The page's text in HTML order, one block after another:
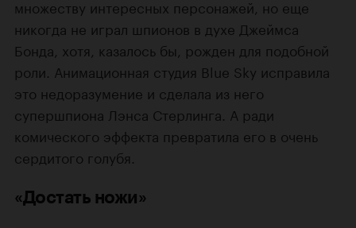
множеству интересных персонажей, но еще
никогда не играл шпионов в духе Джеймса
Бонда, хотя, казалось бы, рожден для подобной
роли. Анимационная студия Blue Sky исправила
это недоразумение и сделала из него
супершпиона Лэнса Стерлинга. А ради
комического эффекта превратила его в очень
сердитого голубя.
«Достать ножи»